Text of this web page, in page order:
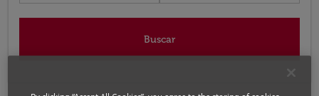
Buscar